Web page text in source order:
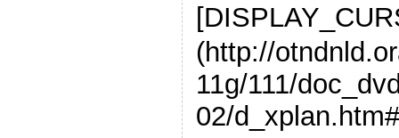
(http://
11g/111/
02/